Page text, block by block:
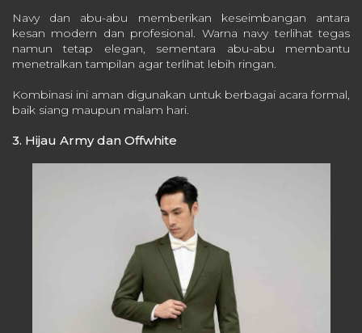
Navy dan abu-abu memberikan keseimbangan antara
kesan modern dan profesional. Warna navy terlihat tegas
namun tetap elegan, sementara abu-abu membantu
menetralkan tampilan agar terlihat lebih ringan.
Kombinasi ini aman digunakan untuk berbagai acara formal,
baik siang maupun malam hari.
3. Hijau Army dan Offwhite